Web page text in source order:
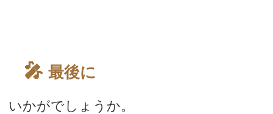
最後に
いかがでしょうか。